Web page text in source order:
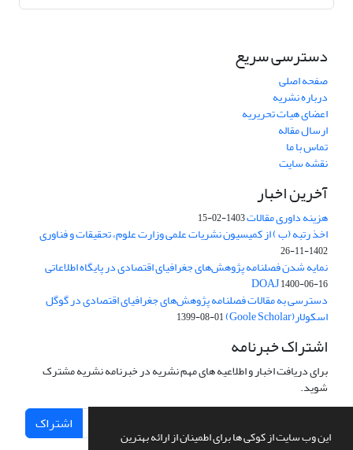
این وب سایت از کوکی ها برای اطمینان از ارائه بهترین
دسترسی سریع
صفحه اصلی
درباره نشریه
اعضای هیات تحریریه
ارسال مقاله
تماس با ما
نقشه سایت
آخرین اخبار
هزینه داوری مقالات1403-02-15
اخذ رتبه (ب ) از کمیسیون نشریات علمی وزارت علوم، تحقیقات و فناوری
1402-11-26
نمایه شدن فصلنامه پژوهش‌های جغرافیای اقتصادی در پایگاه اطلاعاتی
DOAJ1400-06-16
دسترسی به مقالات فصلنامه پژوهش‌های جغرافیای اقتصادی در گوگل
اسکولار(Goole Scholar) 1399-08-01
اشتراک خبرنامه
برای دریافت اخبار و اطلاعیه های مهم نشریه در خبرنامه نشریه مشترک
شوید.
اشتراک